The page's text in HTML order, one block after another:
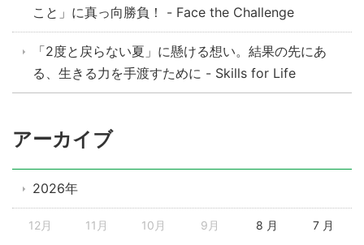
こと」に真っ向勝負！ - Face the Challenge
「2度と戻らない夏」に懸ける想い。結果の先にあ
る、生きる力を手渡すために - Skills for Life
アーカイブ
2026年
12月 11月 10月 9月 8 月 7 月